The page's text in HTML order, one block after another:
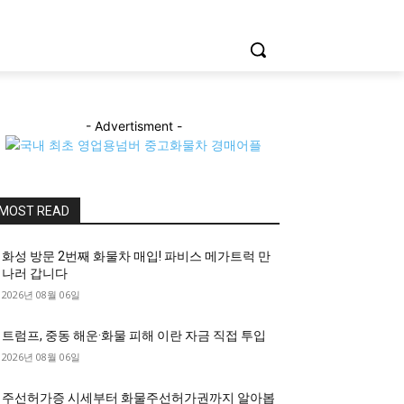
- Advertisment -
READ
화성 방문 2번째 화물차 매입! 파비스 메가트럭 만
나러 갑니다
2026년 08월 06일
트럼프, 중동 해운·화물 피해 이란 자금 직접 투입
2026년 08월 06일
주선허가증 시세부터 화물주선허가권까지 알아봅